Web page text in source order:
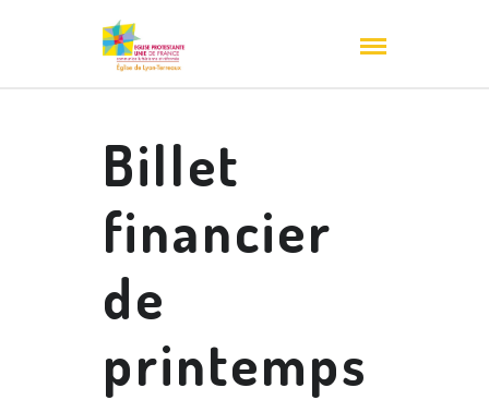
Billet
financier
de
printemps